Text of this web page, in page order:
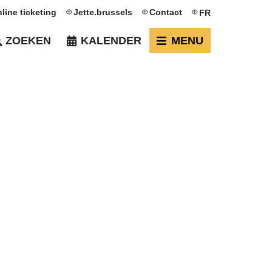
ticketing Jette.brussels Contact FR
ZOEKEN KALENDER MENU